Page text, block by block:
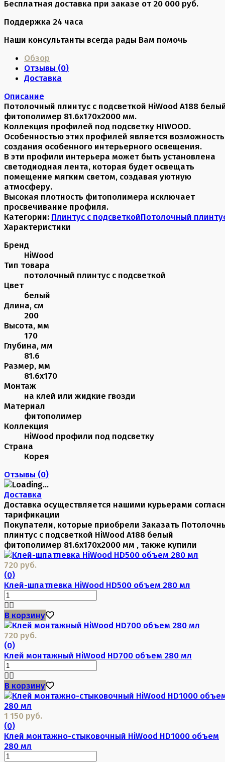
Бесплатная доставка при заказе от 20 000 руб.
Поддержка 24 часа
Наши консультанты всегда рады Вам помочь
Обзор
Отзывы (0)
Доставка
Описание
Потолочный плинтус с подсветкой HiWood A188
фитополимер 81.6х170х2000 мм.
Коллекция профилей под подсветку HIWOOD.
Особенностью этих профилей является возможность
создания особенного интерьерного освещения.
В эти профили интерьера может быть установлена
светодиодная лента, которая будет освещать
помещение мягким светом, создавая уютную
атмосферу.
Высокая плотность фитополимера исключает
просвечивание профиля.
Категории: Плинтус с подсветкойПотолочный
Характеристики
Бренд
HiWood
Тип товара
потолочный плинтус с подсветкой
Цвет
белый
Длина, см
200
Высота, мм
170
Глубина, мм
81.6
Размер, мм
81.6х170
Монтаж
на клей или жидкие гвозди
Материал
фитополимер
Коллекция
HiWood профили под подсветку
Страна
Корея
Отзывы (0)
Доставка
Доставка осуществляется нашими курьерами
тарификации
Покупатели, которые приобрели Заказать
плинтус с подсветкой HiWood A188 белый
фитополимер 81.6х170х2000 мм , также купили
720 руб.
(0)
Клей-шпатлевка HiWood HD500 объем 280 мл
В корзину
720 руб.
(0)
Клей монтажный HiWood HD700 объем 280 мл
В корзину
1 150 руб.
(0)
Клей монтажно-стыковочный HiWood HD1000 объем
280 мл